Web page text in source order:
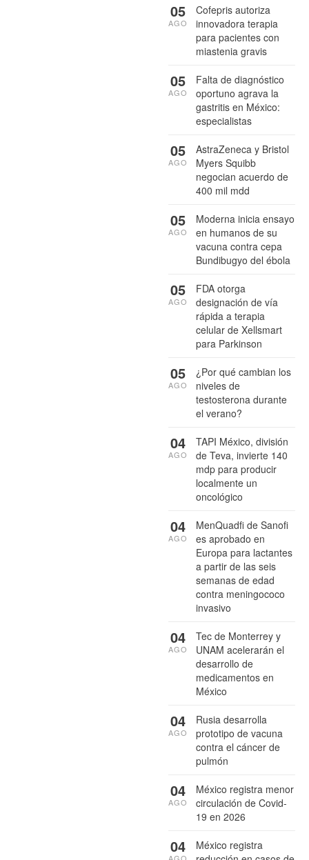
Cofepris autoriza
innovadora terapia
para pacientes con
miastenia gravis
05
AGO
Falta de diagnóstico
oportuno agrava la
gastritis en México:
especialistas
05
AGO
AstraZeneca y Bristol
Myers Squibb
negocian acuerdo de
400 mil mdd
05
AGO
Moderna inicia ensayo
en humanos de su
vacuna contra cepa
Bundibugyo del ébola
05
AGO
FDA otorga
designación de vía
rápida a terapia
celular de Xellsmart
para Parkinson
05
AGO
¿Por qué cambian los
niveles de
testosterona durante
el verano?
05
AGO
TAPI México, división
de Teva, invierte 140
mdp para producir
localmente un
oncológico
04
AGO
MenQuadfi de Sanofi
es aprobado en
Europa para lactantes
a partir de las seis
semanas de edad
contra meningococo
invasivo
04
AGO
Tec de Monterrey y
UNAM acelerarán el
desarrollo de
medicamentos en
México
04
AGO
Rusia desarrolla
prototipo de vacuna
contra el cáncer de
pulmón
04
AGO
México registra menor
circulación de Covid-
19 en 2026
04
AGO
México registra
04